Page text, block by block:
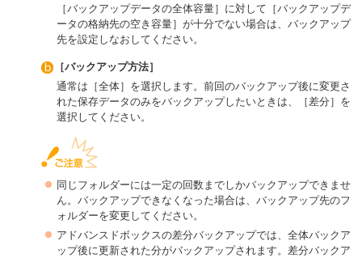
［バックアップデータの全体容量］に対して［バックアップデ
ータの格納先の空き容量］が十分でない場合は、バックアップ
先を設定しなおしてください。
［バックアップ方法］
通常は［全体］を選択します。前回のバックアップ後に変更さ
れた保存データのみをバックアップしたいときは、［差分］を
選択してください。
同じフォルダーには一定の回数までしかバックアップできませ
ん。バックアップできなくなった場合は、バックアップ先のフ
ォルダーを変更してください。
アドバンスドボックスの差分バックアップでは、全体バックア
ップ後に更新された分がバックアップされます。差分バックア